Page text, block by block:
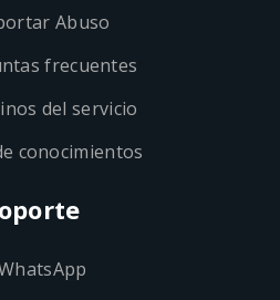
Abuso
frecuentes
del servicio
conocimientos